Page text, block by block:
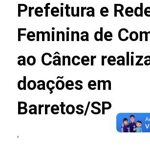
Prefeitura e
Feminina de
ao Câncer
doações em
Barretos/SP
‘